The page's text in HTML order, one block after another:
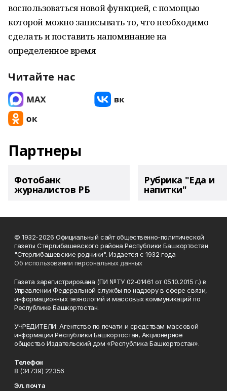
воспользоваться новой функцией, с помощью
которой можно записывать то, что необходимо
сделать и поставить напоминание на
определенное время
Читайте нас
Партнеры
Фотобанк
журналистов РБ
Рубрика "Еда и
напитки"
© 1932-2026 Официальный сайт общественно-политической
газеты Стерлибашевского района Республики Башкортостан
"Стерлибашевские родники". Издается с 1932 года
Об использовании персональных данных
Газета зарегистрирована (ПИ №ТУ 02-01461 от 05.10.2015 г.) в
Управлении Федеральной службы по надзору в сфере связи,
информационных технологий и массовых коммуникаций по
Республике Башкортостан.
УЧРЕДИТЕЛИ: Агентство по печати и средствам массовой
информации Республики Башкортостан, Акционерное
общество Издательский дом «Республика Башкортостан».
Телефон
8 (34739) 22356
Эл. почта